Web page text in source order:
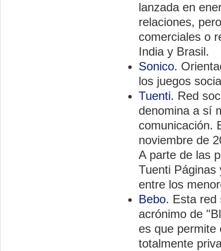
lanzada en
relaciones,
comerciales o
India y Brasil.
Sonico.
los juegos
Tuenti. Red
denomina a sí
comunicación.
noviembre de
A parte de las
Tuenti Páginas
entre los
Bebo. Esta red
acrónimo de
es que permite
totalmente